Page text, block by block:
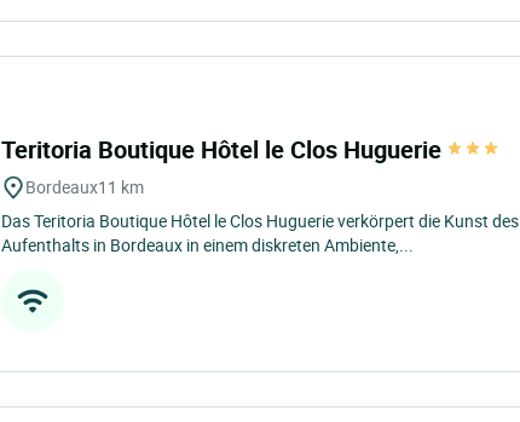
Teritoria Boutique Hôtel le Clos Huguerie
Bordeaux11 km
Das Teritoria Boutique Hôtel le Clos Huguerie verkörpert die Kunst des
Aufenthalts in Bordeaux in einem diskreten Ambiente,...